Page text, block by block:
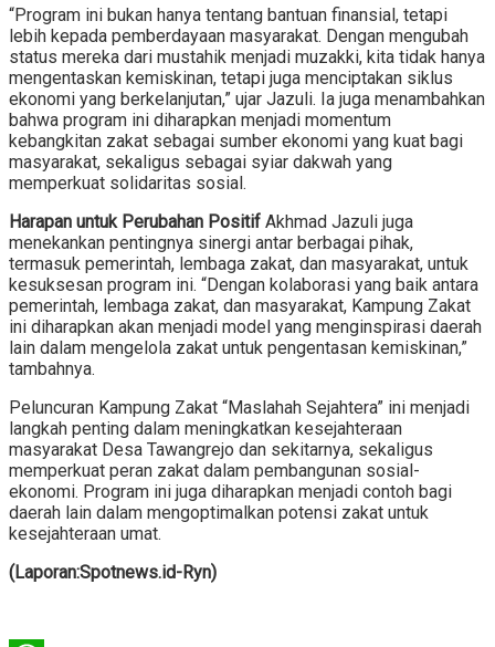
“Program ini bukan hanya tentang bantuan finansial, tetapi
lebih kepada pemberdayaan masyarakat. Dengan mengubah
status mereka dari mustahik menjadi muzakki, kita tidak hanya
mengentaskan kemiskinan, tetapi juga menciptakan siklus
ekonomi yang berkelanjutan,” ujar Jazuli. Ia juga menambahkan
bahwa program ini diharapkan menjadi momentum
kebangkitan zakat sebagai sumber ekonomi yang kuat bagi
masyarakat, sekaligus sebagai syiar dakwah yang
memperkuat solidaritas sosial.
Harapan untuk Perubahan Positif Akhmad Jazuli juga
menekankan pentingnya sinergi antar berbagai pihak,
termasuk pemerintah, lembaga zakat, dan masyarakat, untuk
kesuksesan program ini. “Dengan kolaborasi yang baik antara
pemerintah, lembaga zakat, dan masyarakat, Kampung Zakat
ini diharapkan akan menjadi model yang menginspirasi daerah
lain dalam mengelola zakat untuk pengentasan kemiskinan,”
tambahnya.
Peluncuran Kampung Zakat “Maslahah Sejahtera” ini menjadi
langkah penting dalam meningkatkan kesejahteraan
masyarakat Desa Tawangrejo dan sekitarnya, sekaligus
memperkuat peran zakat dalam pembangunan sosial-
ekonomi. Program ini juga diharapkan menjadi contoh bagi
daerah lain dalam mengoptimalkan potensi zakat untuk
kesejahteraan umat.
(Laporan:Spotnews.id-Ryn)